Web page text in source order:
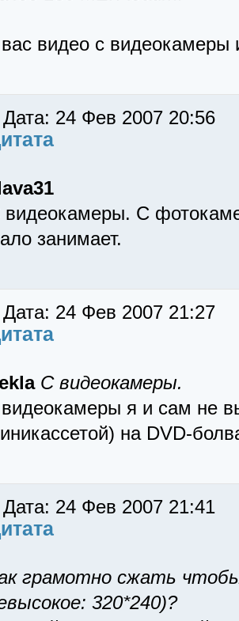
видео с
Дата: 24 Фев 2007 20:56
С
занимает.
Дата: 24 Фев 2007 21:27
С видеокамеры.
я и сам не
на DVD-
Дата: 24 Фев 2007 21:41
грамотно сжать
320*240)?